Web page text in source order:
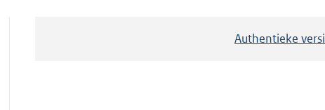
Authentieke